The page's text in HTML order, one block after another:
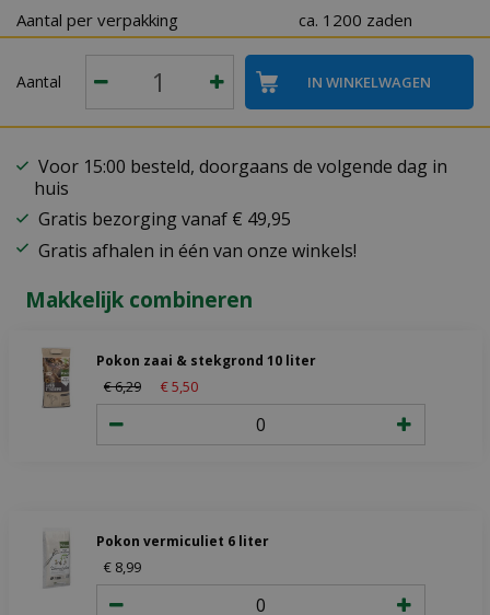
Aantal per verpakking ca. 1200 zaden
Aantal
Voor 15:00 besteld, doorgaans de volgende dag in
huis
Gratis bezorging vanaf € 49,95
Gratis afhalen in één van onze winkels!
Makkelijk combineren
Pokon zaai & stekgrond 10 liter
€6,29 €5 50
Pokon vermiculiet 6 liter
€ 8 99